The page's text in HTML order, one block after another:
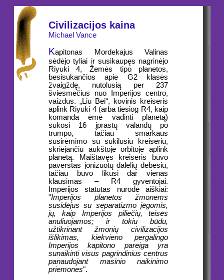
Civilizacijos kaina
Michael Vance
Kapitonas Mordekajus Valinas
sėdėjo tyliai ir susikaupęs nagrinėjo
Riyuki 4, Žemės tipo planetos,
besisukančios apie G2 klasės
žvaigždę, nutolusią per 237
šviesmečius nuo Imperijos centro,
vaizdus. „Liu Bei“, kovinis kreiseris
aplink Riyuki 4 (arba tiesiog R4, kaip
komanda ėmė vadinti planetą)
sukosi 16 įprastų valandų po
trumpo, tačiau smarkaus
susirėmimo su sukilusiu kreiseriu,
skriejančiu aukštoje orbitoje aplink
planetą. Maištavęs kreiseris buvo
paverstas jonizuotų dalelių debesiu,
tačiau buvo likusi dar vienas
klausimas – R4 gyventojai.
Imperijos statutas nurodė aiškiai:
"Imperijos planetos žmonėms
susidėjus su separatizmo jėgomis,
jų, kaip Imperijos piliečių, teisės
anuliuojamos; ir tokiu būdu,
užtikrinant žmonių civilizacijos
išlikimas, kiekvieno pergalingo
Imperijos kapitono pareiga yra
sunaikinti visus pagrindinius centrus
panaudojant masinio naikinimo
priemones".